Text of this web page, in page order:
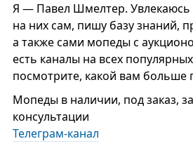
Я — Павел Шмелтер. Увлекаюсь
на них сам, пишу базу знаний,
а также сами мопеды с
есть каналы на всех
посмотрите, какой вам больше
Мопеды в наличии, под заказ,
консультации
Телеграм-канал